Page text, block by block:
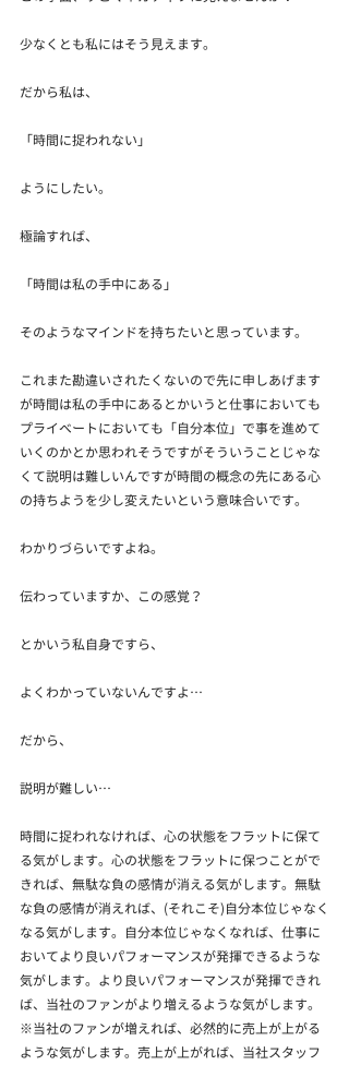
少なくとも私にはそう見えます。
だから私は、
「時間に捉われない」
ようにしたい。
極論すれば、
「時間は私の手中にある」
そのようなマインドを持ちたいと思っています。
これまた勘違いされたくないので先に申しあげます
が時間は私の手中にあるとかいうと仕事においても
プライベートにおいても「自分本位」で事を進めて
いくのかとか思われそうですがそういうことじゃな
くて説明は難しいんですが時間の概念の先にある心
の持ちようを少し変えたいという意味合いです。
わかりづらいですよね。
伝わっていますか、この感覚？
とかいう私自身ですら、
よくわかっていないんですよ…
だから、
説明が難しい…
時間に捉われなければ、心の状態をフラットに保て
る気がします。心の状態をフラットに保つことがで
きれば、無駄な負の感情が消える気がします。無駄
な負の感情が消えれば、(それこそ)自分本位じゃなく
なる気がします。自分本位じゃなくなれば、仕事に
おいてより良いパフォーマンスが発揮できるような
気がします。より良いパフォーマンスが発揮できれ
ば、当社のファンがより増えるような気がします。
※当社のファンが増えれば、必然的に売上が上がる
ような気がします。売上が上がれば、当社スタッフ